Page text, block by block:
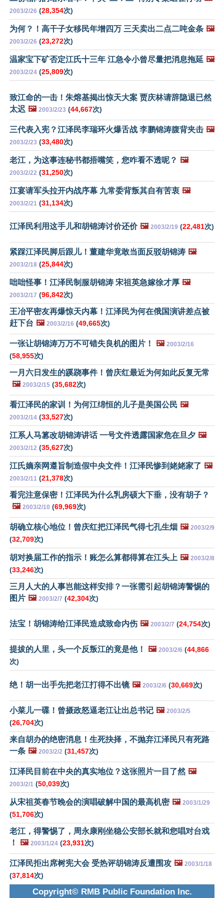
2003/2/26 (28,354次)
为何？！高干子女移民年增四万 三天卖出二点二吨金条 🖼️
2003/2/26 (23,272次)
温家宝下矿否定江氏十三年 江急令小曾尽量把消息拖延 🖼️
2003/2/24 (25,809次)
致江命的一击！朱熔基揭出惊天大案 贾庆林请辞隐退已然
太迟 🖼️ 2003/2/23 (44,667次)
三代表入宪？江泽民李瑞环火爆舌战 李鹏锦涛腹背夹击 🖼️
2003/2/23 (33,480次)
老江，为这事连秘书都捂嘴笑，您咋看不透呢？ 🖼️
2003/2/22 (31,250次)
江宴请军头拉开内战序幕 九常委背叛其自有苦衷 🖼️
2003/2/21 (31,134次)
江泽民利用这手儿和胡锦涛讨价还价 🖼️ 2003/2/19 (22,481次)
紧踩江泽民脚后跟儿！董建华竟敢当面反驳胡锦涛 🖼️
2003/2/18 (25,844次)
咄咄怪事！江泽民制服胡锦涛 宋祖英急嫁徐才厚 🖼️
2003/2/17 (96,842次)
王冶平密友再爆惊天内幕！江泽民为何在俄国演讲差点被
赶下台 🖼️ 2003/2/16 (49,665次)
一张让胡锦涛万万不可错失良机的图片！ 🖼️ 2003/2/16
(58,955次)
一月六日发生的蹊跷事件！曾庆红最近为何如此反复无常
🖼️ 2003/2/15 (35,682次)
看江泽民的家训！为何江绵恒的儿子是美国公民 🖼️
2003/2/14 (33,527次)
江系人马篡改胡锦涛讲话 一号文件透露国家危在旦夕 🖼️
2003/2/12 (35,627次)
江氏嫡亲网遵旨制造假中央文件！江泽民惨到姥姥家了 🖼️
2003/2/11 (21,378次)
看完注意保密！江泽民为什么乳房硕大下垂，没有胡子？
🖼️ 2003/2/10 (69,969次)
胡确立核心地位！曾庆红把江泽民气得七孔生烟 🖼️ 2003/2/9
(32,709次)
胡对换届工作的指示！账怎么算都得算在江头上 🖼️ 2003/2/8
(33,246次)
三月人大的人事岂能这样安排？一张需引起胡锦涛警惕的
图片 🖼️ 2003/2/7 (42,304次)
法宝！胡锦涛给江泽民造成致命内伤 🖼️ 2003/2/7 (24,754次)
提拔的人里，头一个反叛江的竟是他！ 🖼️ 2003/2/6 (44,866
次)
绝！胡一出手先把老江打得不出镜 🖼️ 2003/2/6 (30,669次)
小菜儿一碟！曾摄政怒逼老江让出总书记 🖼️ 2003/2/5
(26,704次)
来自胡办的绝密消息！生死抉择，不抛弃江泽民只有死路
一条 🖼️ 2003/2/2 (31,457次)
江泽民目前在中央的真实地位？这张照片一目了然 🖼️
2003/2/1 (50,039次)
从宋祖英春节晚会的演唱破解中国的最高机密 🖼️ 2003/1/29
(51,706次)
老江，得警惕了，周永康刚坐稳公安部长就和您唱对台戏
！
🖼️ 2003/1/24 (23,931次)
江泽民拒出席树宪大会 受热评胡锦涛反遭围攻 🖼️ 2003/1/18
(37,814次)
Copyright© RMB Public Foundation Inc.